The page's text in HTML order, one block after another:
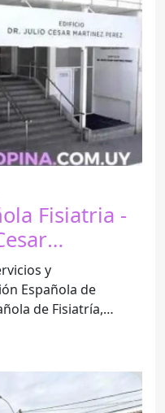
Fisiatria -
y
Española de